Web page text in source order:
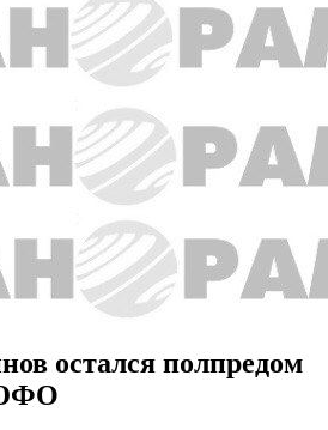
остался полпредом